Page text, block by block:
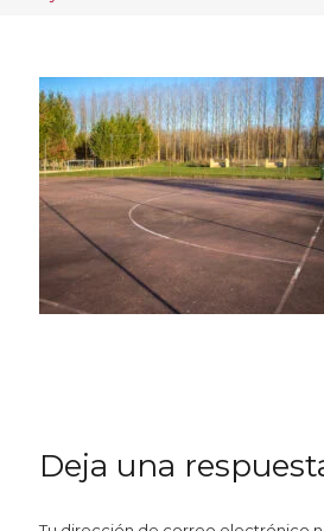
Deja una